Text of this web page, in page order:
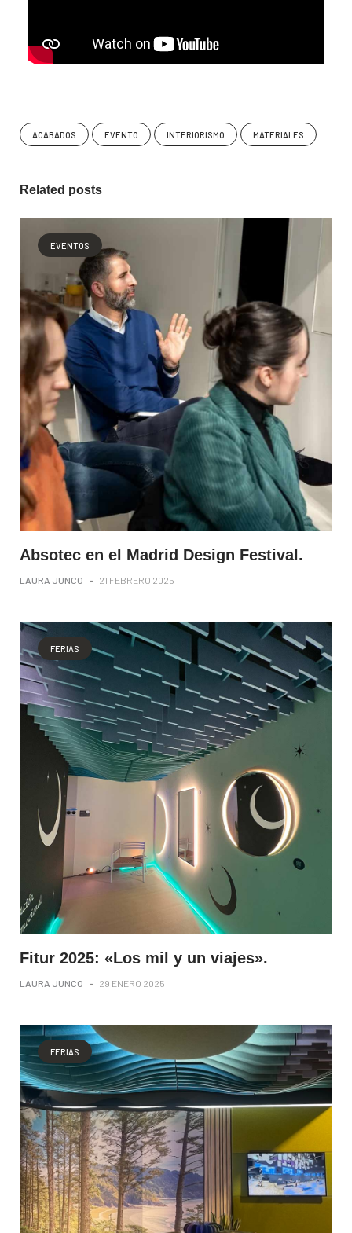
ACABADOS EVENTO INTERIORISMO MATERIALES
Related posts
EVENTOS
Absotec en el Madrid Design Festival.
LAURA JUNCO - 21 FEBRERO 2025
FERIAS
Fitur 2025: «Los mil y un viajes».
LAURA JUNCO - 29 ENERO 2025
FERIAS